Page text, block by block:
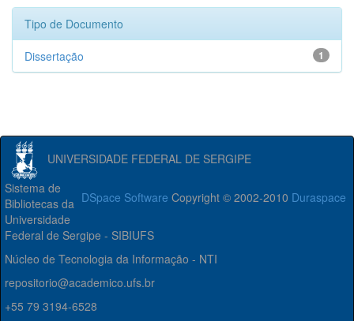
Tipo de Documento
1
Dissertação
UNIVERSIDADE FEDERAL DE SERGIPE
DSpace Software Copyright © 2002-2010 Duraspace
Sistema de
Bibliotecas da
Universidade
Federal de Sergipe - SIBIUFS
Núcleo de Tecnologia da Informação - NTI
repositorio@academico.ufs.br
+55 79 3194-6528